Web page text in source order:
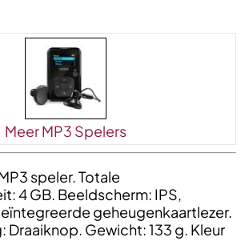
Meer MP3 Spelers
speler. Totale
4 GB. Beeldscherm: IPS,
geheugenkaartlezer.
Draaiknop. Gewicht: 133 g. Kleur